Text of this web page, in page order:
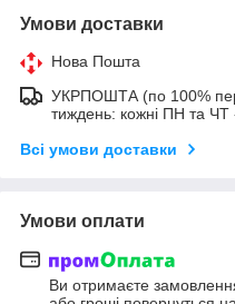
Умови доставки
Нова Пошта
УКРПОШТА (по 100%
тиждень: кожні ПН та
Всі умови доставки
Умови оплати
Ви отримаєте